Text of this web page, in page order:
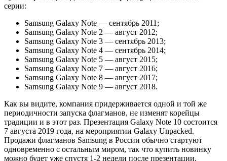
серии:
Samsung Galaxy Note — сентябрь 2011;
Samsung Galaxy Note 2 — август 2012;
Samsung Galaxy Note 3 — сентябрь 2013;
Samsung Galaxy Note 4 — сентябрь 2014;
Samsung Galaxy Note 5 — август 2015;
Samsung Galaxy Note 7 — август 2016;
Samsung Galaxy Note 8 — август 2017;
Samsung Galaxy Note 9 — август 2018.
Как вы видите, компания придерживается одной и той же
периодичности запуска флагманов, не изменят корейцы
традиции и в этот раз. Презентация Galaxy Note 10 состоится
7 августа 2019 года, на мероприятии Galaxy Unpacked.
Продажи флагманов Samsung в России обычно стартуют
одновременно с остальным миром, так что купить новинку
можно будет уже спустя 1-2 недели после презентации.